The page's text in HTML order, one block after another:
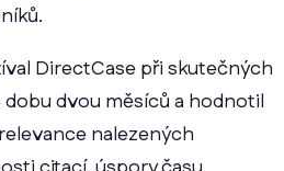
DirectCase při skutečných
dvou měsíců a hodnotil
nalezených